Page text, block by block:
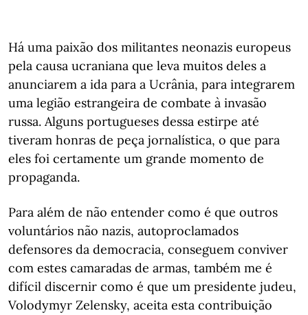
Há uma paixão dos militantes neonazis europeus
pela causa ucraniana que leva muitos deles a
anunciarem a ida para a Ucrânia, para integrarem
uma legião estrangeira de combate à invasão
russa. Alguns portugueses dessa estirpe até
tiveram honras de peça jornalística, o que para
eles foi certamente um grande momento de
propaganda.
Para além de não entender como é que outros
voluntários não nazis, autoproclamados
defensores da democracia, conseguem conviver
com estes camaradas de armas, também me é
difícil discernir como é que um presidente judeu,
Volodymyr Zelensky, aceita esta contribuição